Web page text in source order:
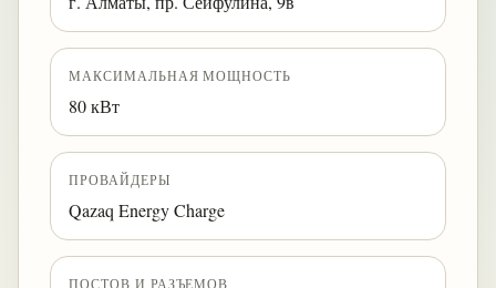
МАКСИМАЛЬНАЯ МОЩНОСТЬ
80 кВт
ПРОВАЙДЕРЫ
Qazaq Energy Charge
ПОСТОВ И РАЗЪЕМОВ